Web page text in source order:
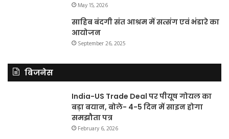
May 15, 2026
साहिब बंदगी संत आश्रम में सत्संग एवं भंडारे का
आयोजन
September 26, 2025
बिजनेस
India-US Trade Deal पर पीयूष गोयल का
बड़ा बयान, बोले- 4-5 दिन में साइन होगा
समझौता पत्र
February 6, 2026